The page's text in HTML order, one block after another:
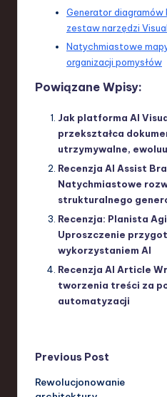
Generator diagramów
zestaw narzędzi
Natychmiastowe
organizacji pomysłów
Powiązane Wpisy:
Jak platforma AI
przekształca
utrzymywalne,
Recenzja AI Assist
Natychmiastowe
strukturalnego
Recenzja: Planista
Uproszczenie
wykorzystaniem AI
Recenzja AI Article
tworzenia treści za
automatyzacji
Post
navigation
Previous Post
Rewolucjonowanie